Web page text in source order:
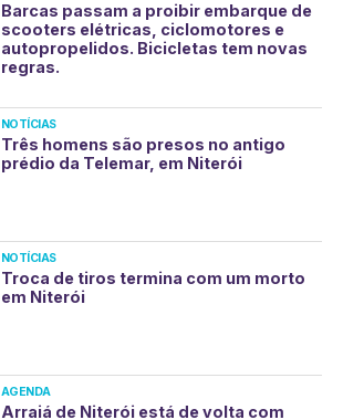
Barcas passam a proibir embarque de
scooters elétricas, ciclomotores e
autopropelidos. Bicicletas tem novas
regras.
NOTÍCIAS
Três homens são presos no antigo
prédio da Telemar, em Niterói
NOTÍCIAS
Troca de tiros termina com um morto
em Niterói
AGENDA
Arraiá de Niterói está de volta com